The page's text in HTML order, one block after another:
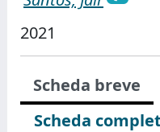
2021
Scheda breve
Scheda